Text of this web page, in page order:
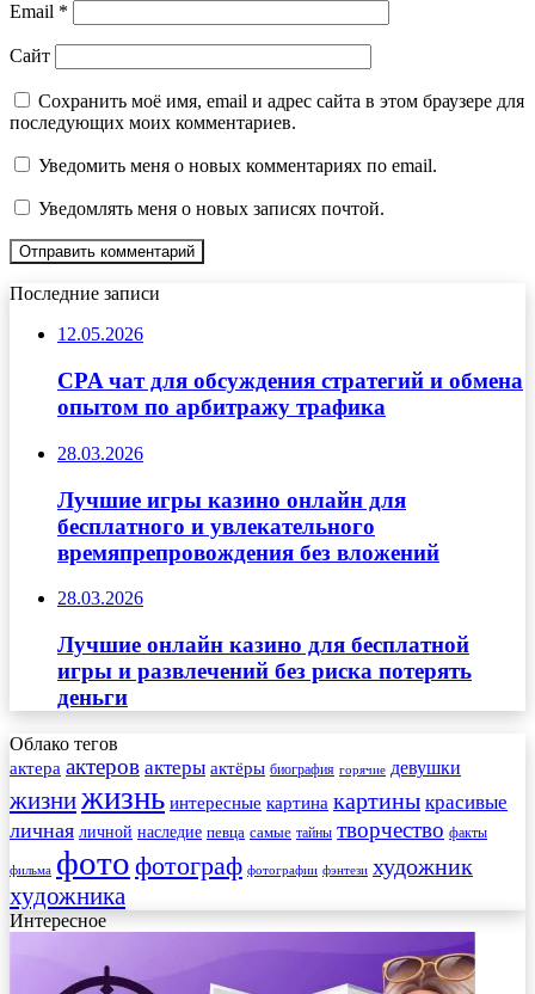
Email *
Сайт
Сохранить моё имя, email и адрес сайта в этом браузере для
последующих моих комментариев.
Уведомить меня о новых комментариях по email.
Уведомлять меня о новых записях почтой.
Последние записи
12.05.2026
CPA чат для обсуждения стратегий и обмена
опытом по арбитражу трафика
28.03.2026
Лучшие игры казино онлайн для
бесплатного и увлекательного
времяпрепровождения без вложений
28.03.2026
Лучшие онлайн казино для бесплатной
игры и развлечений без риска потерять
деньги
Облако тегов
актера актеров актеры актёры биография горячие девушки
жизнижизнь интересные картина картины красивые
личная личной наследие певца самые тайны творчество факты
фильма фото фотограф фотографии фэнтези художник
художника
Интересное